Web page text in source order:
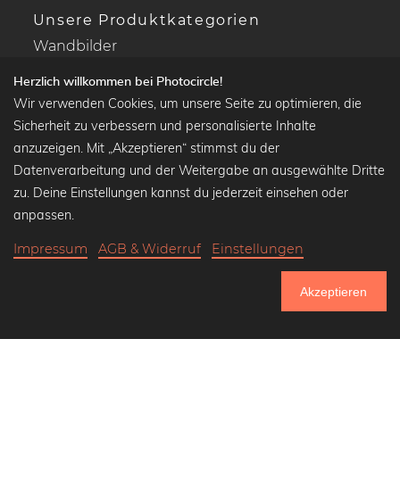
Unsere Produktkategorien
Wandbilder
Kalender
Beliebte Kollektionen
Wandbilder in schwarz-weiß
Klassiker der Kunstgeschichte
Herzlich willkommen bei Photocircle!
Wir verwenden Cookies, um unsere Seite zu optimieren, die
Sicherheit zu verbessern und personalisierte Inhalte
anzuzeigen. Mit „Akzeptieren“ stimmst du der
Datenverarbeitung und der Weitergabe an ausgewählte Dritte
zu. Deine Einstellungen kannst du jederzeit einsehen oder
anpassen.
Impressum AGB & Widerruf Einstellungen
Akzeptieren